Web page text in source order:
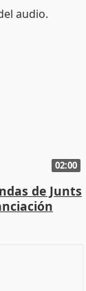
02:00
de Junts